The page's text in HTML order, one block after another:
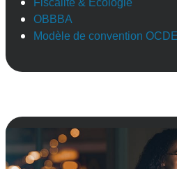
OBBBA
Modèle de convention